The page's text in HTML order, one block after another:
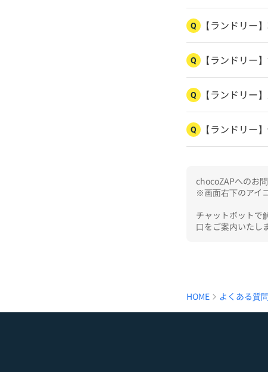
Q 【ランドリー
Q 【ランドリー
Q 【ランドリー
Q 【ランドリー
chocoZAPへのお
※画面右下のアイ
チャットボットで
口をご案内いたし
HOME よくある質問